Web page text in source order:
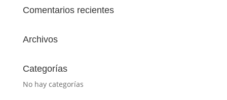
Comentarios recientes
Archivos
Categorías
No hay categorías